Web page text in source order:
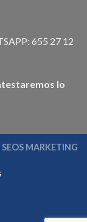
655 27 12
lo
SEOS MARKETING